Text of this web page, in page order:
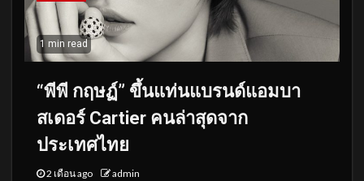
1 min read
“พีพี กฤษฏ์” ขึ้นแท่นแบรนด์แอมบา
สเดอร์ Cartier คนล่าสุดจาก
ประเทศไทย
2 เดือน ago admin